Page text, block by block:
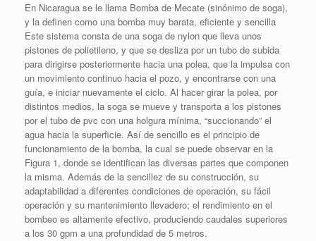
En Nicaragua se le llama Bomba de Mecate (sinónimo de soga),
y la definen como una bomba muy barata, eficiente y sencilla
Este sistema consta de una soga de nylon que lleva unos
pistones de polietileno, y que se desliza por un tubo de subida
para dirigirse posteriormente hacia una polea, que la impulsa con
un movimiento continuo hacia el pozo, y encontrarse con una
guía, e iniciar nuevamente el ciclo. Al hacer girar la polea, por
distintos medios, la soga se mueve y transporta a los pistones
por el tubo de pvc con una holgura mínima, “succionando” el
agua hacia la superficie. Así de sencillo es el principio de
funcionamiento de la bomba, la cual se puede observar en la
Figura 1, donde se identifican las diversas partes que componen
la misma. Además de la sencillez de su construcción, su
adaptabilidad a diferentes condiciones de operación, su fácil
operación y su mantenimiento llevadero; el rendimiento en el
bombeo es altamente efectivo, produciendo caudales superiores
a los 30 gpm a una profundidad de 5 metros.